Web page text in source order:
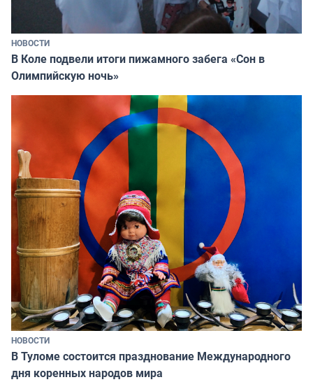
НОВОСТИ
В Коле подвели итоги пижамного забега «Сон в
Олимпийскую ночь»
НОВОСТИ
В Туломе состоится празднование Международного
дня коренных народов мира